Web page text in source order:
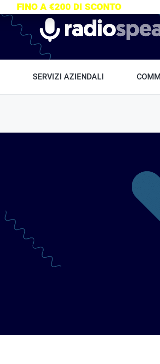
SERVIZI AZIENDALI
FINO A €200 DI SCONTO